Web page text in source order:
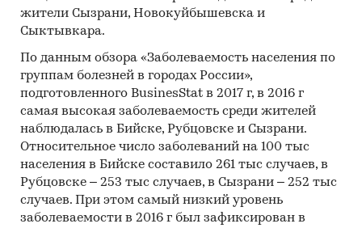
жители Сызрани, Новокуйбышевска и
Сыктывкара.
По данным обзора «Заболеваемость населения по
группам болезней в городах России»,
подготовленного BusinesStat в 2017 г, в 2016 г
самая высокая заболеваемость среди жителей
наблюдалась в Бийске, Рубцовске и Сызрани.
Относительное число заболеваний на 100 тыс
населения в Бийске составило 261 тыс случаев, в
Рубцовске – 253 тыс случаев, в Сызрани – 252 тыс
случаев. При этом самый низкий уровень
заболеваемости в 2016 г был зафиксирован в